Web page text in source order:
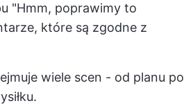
"Hmm, poprawimy to
które są zgodne z
wiele scen - od planu po